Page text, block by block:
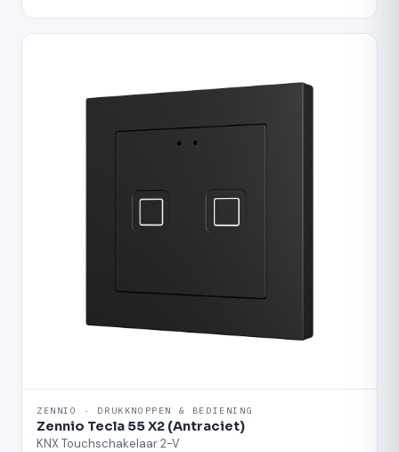
ZENNIO · DRUKKNOPPEN & BEDIENING
Zennio Tecla 55 X2 (Antraciet)
KNX Touchschakelaar 2-V